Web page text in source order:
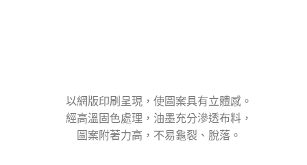
以網版印刷呈現，使圖案具有立體感。
經高溫固色處理，油墨充分滲透布料，
圖案附著力高，不易龜裂、脫落。